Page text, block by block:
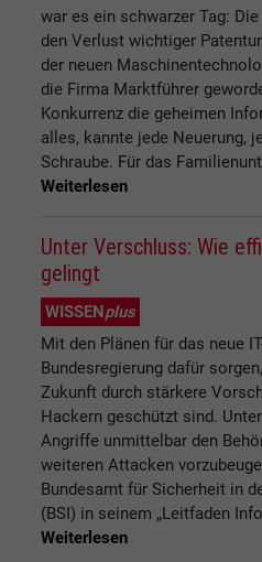
war es ein schwarzer Tag:
den Verlust wichtiger
der neuen
die Firma Marktführer
Konkurrenz die geheimen
alles, kannte jede Neuerung,
Schraube. Für das
Weiterlesen
Unter Verschluss: Wie
gelingt
WISSENplus
Mit den Plänen für das neue
Bundesregierung dafür
Zukunft durch stärkere
Hackern geschützt sind.
Angriffe unmittelbar den
weiteren Attacken
Bundesamt für Sicherheit in
(BSI) in seinem „Leitfaden
Weiterlesen